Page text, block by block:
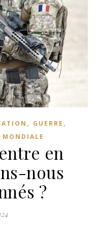
, GUERRE ,
MONDIALE
en
nous
?